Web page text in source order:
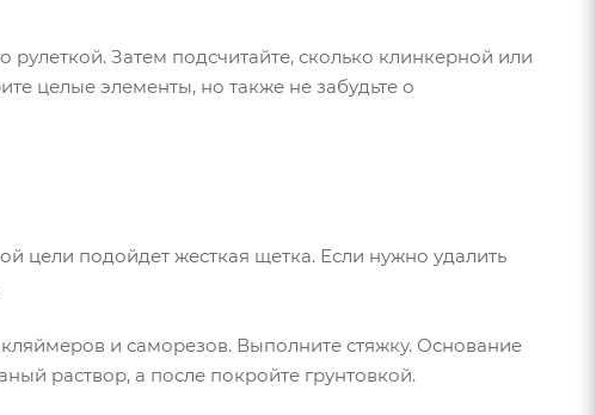
Затем подсчитайте, сколько клинкерной или
целые элементы, но также не забудьте о
цели подойдет жесткая щетка. Если нужно удалить
и саморезов. Выполните стяжку. Основание
раствор, а после покройте грунтовкой.